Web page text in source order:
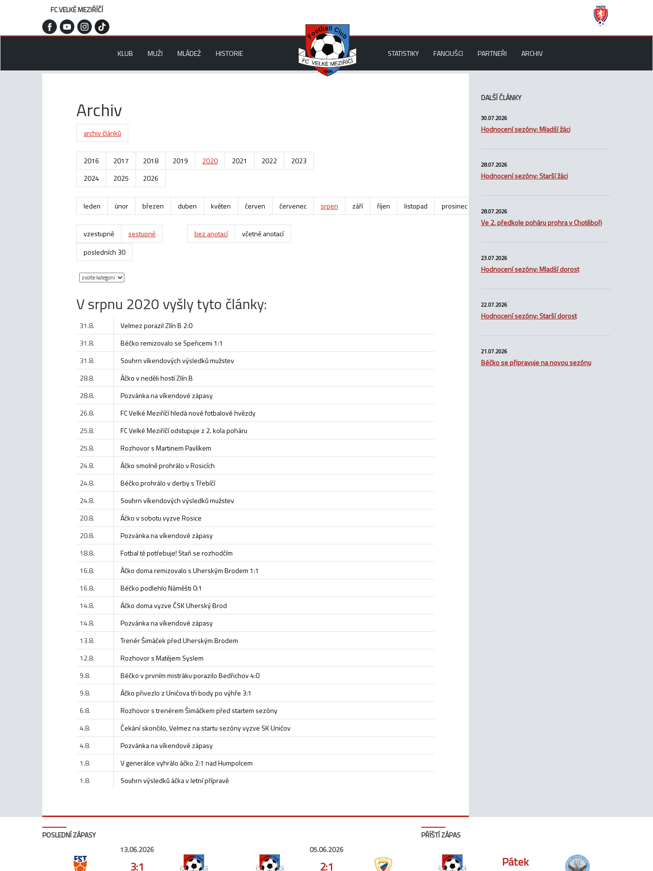
FC VELKÉ MEZIŘÍČÍ
KLUB MUŽI MLÁDEŽ HISTORIE STATISTIKY FANOUŠCI PARTNEŘI ARCHIV
Archiv
archiv článků
2016 2017 2018 2019 2020 2021 2022
2023
2024
2025 2026
leden únor březen duben květen červen červenec srpen září říjen listopad prosinec
vzestupně sestupně bez anotací
včetně anotací
posledních 30
V srpnu 2020 vyšly tyto články:
31.8.
Velmez porazil Zlín B 2:0
31.8.
Béčko remizovalo se Speřicemi 1:1
31.8.
Souhrn víkendových výsledků mužstev
28.8.
Áčko v neděli hostí Zlín B
28.8.
Pozvánka na víkendové zápasy
26.8.
FC Velké Meziříčí hledá nové fotbalové hvězdy
25.8.
FC Velké Meziříčí odstupuje z 2. kola poháru
25.8.
Rozhovor s Martinem Pavlíkem
24.8.
Áčko smolně prohrálo v Rosicích
24.8.
Béčko prohrálo v derby s Třebíčí
24.8.
Souhrn víkendových výsledků mužstev
20.8.
Áčko v sobotu vyzve Rosice
20.8.
Pozvánka na víkendové zápasy
18.8.
Fotbal tě potřebuje! Staň se rozhodčím
16.8.
Áčko doma remizovalo s Uherským Brodem 1:1
16.8.
Béčko podlehlo Náměšti 0:1
14.8.
Áčko doma vyzve ČSK Uherský Brod
14.8.
Pozvánka na víkendové zápasy
13.8.
Trenér Šimáček před Uherským Brodem
12.8.
Rozhovor s Matějem Syslem
9.8.
Béčko v prvním mistráku porazilo Bedřichov 4:0
9.8.
Áčko přivezlo z Uničova tři body po výhře 3:1
6.8.
Rozhovor s trenérem Šimáčkem před startem sezóny
4.8.
Čekání skončilo, Velmez na startu sezóny vyzve SK Uničov
4.8.
Pozvánka na víkendové zápasy
1.8.
V generálce vyhrálo áčko 2:1 nad Humpolcem
1.8.
Souhrn výsledků áčka v letní přípravě
DALŠÍ ČLÁNKY
30.07.2026
Hodnocení sezóny: Mladší žáci
28.07.2026
Hodnocení sezóny: Starší žáci
28.07.2026
Ve 2. předkole poháru prohra v Chotěboři
23.07.2026
Hodnocení sezóny: Mladší dorost
22.07.2026
Hodnocení sezóny: Starší dorost
21.07.2026
Béčko se připravuje na novou sezónu
POSLEDNÍ ZÁPASY
13.06.2026
3:1
05.06.2026
2:1
PŘÍŠTÍ ZÁPAS
Pátek